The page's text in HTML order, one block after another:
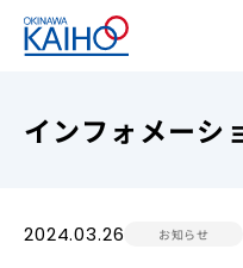
ホーム
ログ
インフォメーシ
2024.03.26 お知らせ